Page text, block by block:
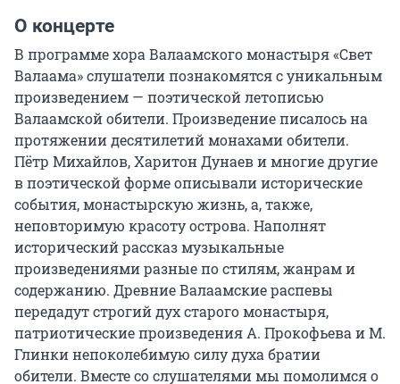
О концерте
В программе хора Валаамского монастыря «Свет
Валаама» слушатели познакомятся с уникальным
произведением — поэтической летописью
Валаамской обители. Произведение писалось на
протяжении десятилетий монахами обители.
Пётр Михайлов, Харитон Дунаев и многие другие
в поэтической форме описывали исторические
события, монастырскую жизнь, а, также,
неповторимую красоту острова. Наполнят
исторический рассказ музыкальные
произведениями разные по стилям, жанрам и
содержанию. Древние Валаамские распевы
передадут строгий дух старого монастыря,
патриотические произведения А. Прокофьева и М.
Глинки непоколебимую силу духа братии
обители. Вместе со слушателями мы помолимся о